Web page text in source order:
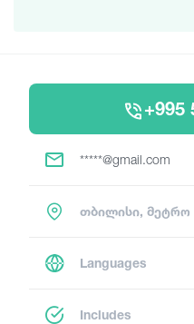
+995
*****@gmail.com
თბილისი, მეტრო
Languages
Includes